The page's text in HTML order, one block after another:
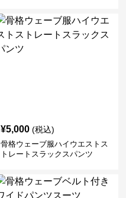
¥5,000 (税込)
骨格ウェーブ服ハイウエストス
トレートスラックスパンツ